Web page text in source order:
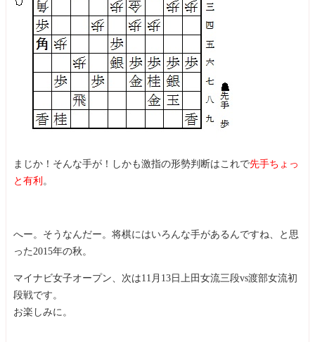
まじか！そんな手が！しかも激指の形勢判断はこれで先手ちょっ
と有利。
へー。そうなんだー。将棋にはいろんな手があるんですね、と思
った2015年の秋。
マイナビ女子オープン、次は11月13日上田女流三段vs渡部女流初
段戦です。
お楽しみに。